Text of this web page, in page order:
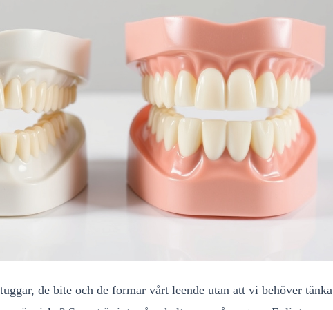
de bite och de formar vårt leende utan att vi behöver tänka